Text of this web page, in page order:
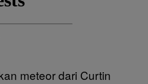
meteor dari Curtin